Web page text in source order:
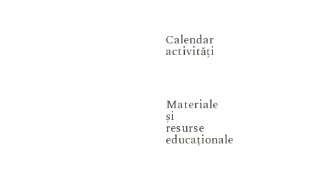
Calendar
activități
Materiale
și
resurse
educaționale